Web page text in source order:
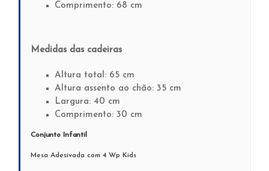
Comprimento: 68 cm
Medidas das cadeiras
Altura total: 65 cm
Altura assento ao chão: 35 cm
Largura: 40 cm
Comprimento: 30 cm
Conjunto Infantil
Mesa Adesivada com 4 Wp Kids